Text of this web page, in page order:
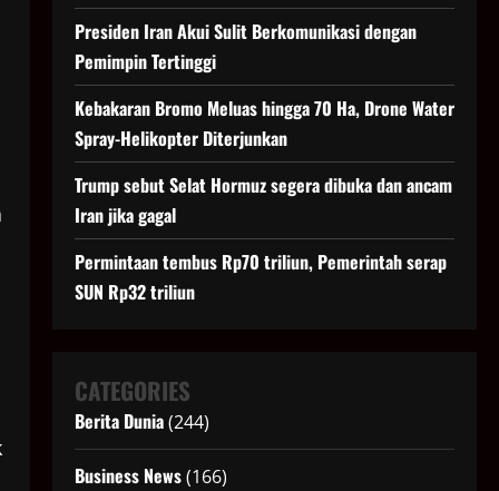
Presiden Iran Akui Sulit Berkomunikasi dengan
Pemimpin Tertinggi
Kebakaran Bromo Meluas hingga 70 Ha, Drone Water
Spray-Helikopter Diterjunkan
Trump sebut Selat Hormuz segera dibuka dan ancam
Iran jika gagal
Permintaan tembus Rp70 triliun, Pemerintah serap
SUN Rp32 triliun
CATEGORIES
Berita Dunia(244)
Business News(166)